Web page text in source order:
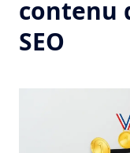
contenu
SEO